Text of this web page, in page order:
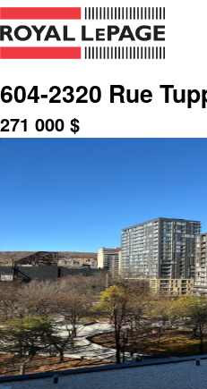
604-2320 Rue
271 000 $